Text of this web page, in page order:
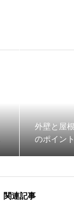
外壁と屋
のポイン
関連記事